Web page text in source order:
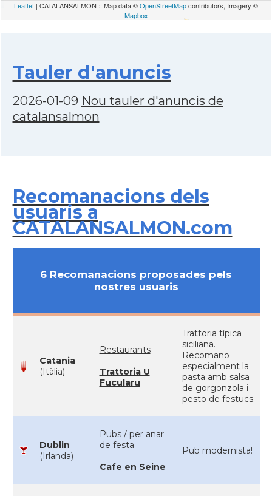
Leaflet | CATALANSALMON :: Map data ©OpenStreetMapcontributors, Imagery ©
Mapbox
Tauler d'anuncis
2026-01-09 Nou tauler d'anuncis de
catalansalmon
Recomanacions dels
usuaris a
CATALANSALMON.com
6 Recomanacions proposades pels
nostres usuaris
Catania
(Itàlia)
Restaurants
Trattoria U
Fucularu
Trattoria típica
siciliana.
Recomano
especialment la
pasta amb salsa
de gorgonzola i
pesto de festucs.
Dublin
(Irlanda)
Pubs / per anar
de festa
Cafe en Seine
Pub modernista!